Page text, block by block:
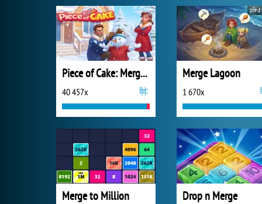
Piece of Cake: Merge and Bake
40 457x
Merge Lagoon
1 670x
před
Merge to Million Drop n Merge